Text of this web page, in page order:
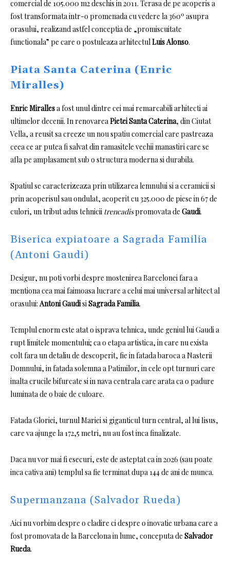
comercial de 105.000 m2 deschis in 2011. Terasa de pe acoperis a
fost transformata intr-o promenada cu vedere la 360º asupra
orasului, realizand astfel conceptia de „promiscuitate
functionala” pe care o postuleaza arhitectulLuis Alonso.
Piata Santa Caterina (Enric
Miralles)
Enric Mirallesa fost unul dintre cei mai remarcabili arhitecti ai
ultimelor decenii. In renovareaPietei Santa Caterina, din Ciutat
Vella, a reusit sa creeze un nou spatiu comercial care pastreaza
ceea ce ar putea fi salvat din ramasitele vechii manastiri care se
afla pe amplasament sub o structura moderna si durabila.
Spatiul se caracterizeaza prin utilizarea lemnului si a ceramicii si
prin acoperisul sau ondulat, acoperit cu 325.000 de piese in 67 de
culori, un tribut adus tehnicii trencadispromovata de Gaudi.
Biserica expiatoare a Sagrada Familia
(Antoni Gaudi)
Desigur, nu poti vorbi despre mostenirea Barcelonei fara a
mentiona cea mai faimoasa lucrare a celui mai universal arhitect al
orasului: Antoni GaudisiSagrada Familia.
Templul enorm este atat o isprava tehnica, unde geniul lui Gaudi a
rupt limitele momentului; ca o etapa artistica, in care nu exista
colt fara un detaliu de descoperit, fie in fatada baroca a Nasterii
Domnului, in fatada solemna a Patimilor, in cele opt turnuri care
inalta crucile bifurcate si in nava centrala care arata ca o padure
luminata de o baie de culoare.
Fatada Gloriei, turnul Mariei si giganticul turn central, al lui Iisus,
care va ajunge la 172,5 metri, nu au fost inca finalizate.
Daca nu vor mai fi esecuri, este de asteptat ca in 2026 (sau poate
inca cativa ani) templul sa fie terminat dupa 144 de ani de munca.
Supermanzana (Salvador Rueda)
Aici nu vorbim despre o cladire ci despre o inovatie urbana care a
fost promovata de la Barcelona in lume, conceputa de Salvador
Rueda.